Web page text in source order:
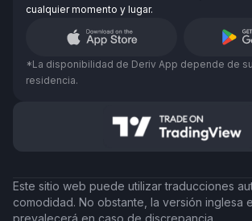
cualquier momento y lugar.
*La disponibilidad de Deriv App depende de
residencia.
Este sitio web puede utilizar traducciones
comodidad. No obstante, la versión inglesa
prevalecerá en caso de discrepancia.